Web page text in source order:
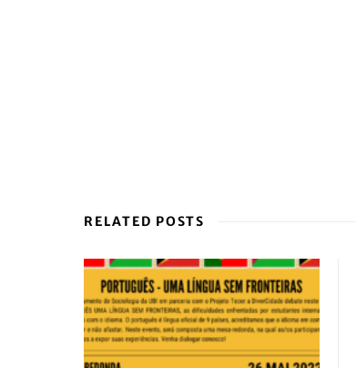
RELATED POSTS